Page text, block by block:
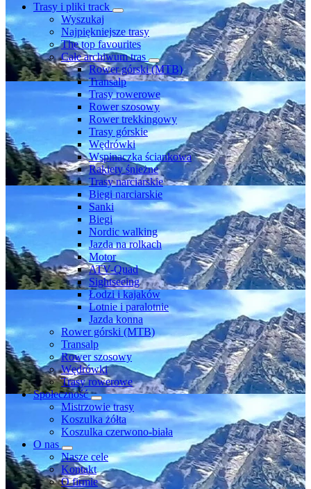
Trasy i pliki track
Wyszukaj
Najpiękniejsze trasy
The top favourites
Całe archiwum tras
Rower górski (MTB)
Transalp
Trasy rowerowe
Rower szosowy
Rower trekkingowy
Trasy górskie
Wędrówki
Wspinaczka ściankowa
Rakiety śnieżne
Trasy narciarskie
Biegi narciarskie
Sanki
Biegi
Nordic walking
Jazda na rolkach
Motor
ATV-Quad
Sightseeing
Łodzi i kajaków
Lotnie i paralotnie
Jazda konna
Rower górski (MTB)
Transalp
Rower szosowy
Wędrówki
Trasy rowerowe
Społeczność
Mistrzowie trasy
Koszulka żółta
Koszulka czerwono-biała
O nas
Nasze cele
Kontakt
O firmie